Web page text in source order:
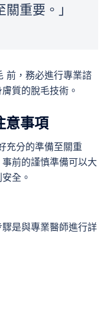
重要。」
前，務必進行專業諮
質的脫毛技術。
意事項
充分的準備至關重
前的謹慎準備可以大
全。
是與專業醫師進行詳